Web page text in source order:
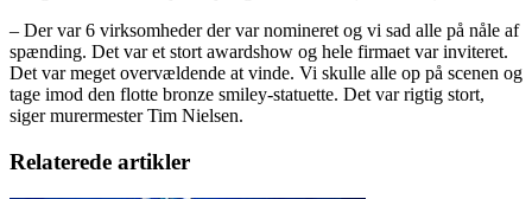
– Der var 6 virksomheder der var nomineret og vi sad alle på nåle af
spænding. Det var et stort awardshow og hele firmaet var inviteret.
Det var meget overvældende at vinde. Vi skulle alle op på scenen og
tage imod den flotte bronze smiley-statuette. Det var rigtig stort,
siger murermester Tim Nielsen.
Relaterede artikler